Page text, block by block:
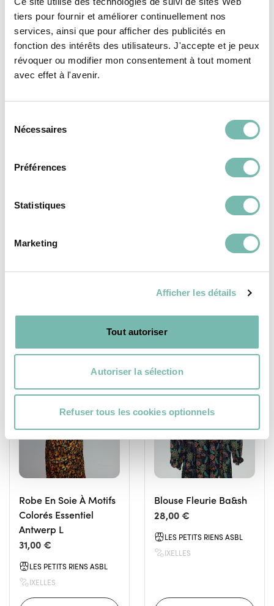
tiers pour fournir et améliorer continuellement nos
services, ainsi que pour afficher des publicités en
fonction des intérêts des utilisateurs. J'accepte et je peux
révoquer ou modifier mon consentement à tout moment
avec effet à l'avenir.
Nécessaires
Préférences
Statistiques
Marketing
Afficher les détails
Tout autoriser
Autoriser la sélection
Refuser tous les cookies optionnels
Vous pourriez aussi
aimer...
FEMME
Robe En Velours
31,00 €
FEMME
Robe Courte Fluide
VÊTEMENTS
FEMME
Robe En Soie À Motifs
Colorés Essentiel
Antwerp L
31,00 €
LES PETITS RIENS ASBL
IXELLES
VÊTEMENTS
FEMME
Blouse Fleurie Ba&sh
28,00 €
LES PETITS RIENS ASBL
IXELLES